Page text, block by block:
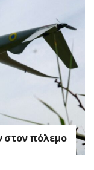
στον πόλεμο